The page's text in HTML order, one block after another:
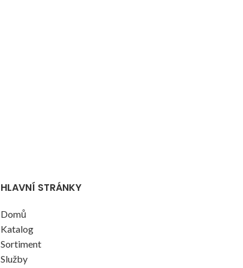
HLAVNÍ STRÁNKY
Domů
Katalog
Sortiment
Služby